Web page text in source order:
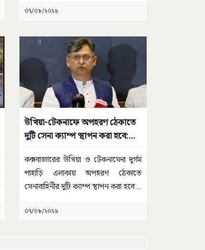
০৭/০৮/২০২৬
উখিয়া-টেকনাফে অপহরণ ঠেকাতে
দুটি সেনা ক্যাম্প স্থাপন করা হবে:
কক্সবাজারের উখিয়া ও টেকনাফের দুর্গম
পাহাড়ি এলাকায় অপহরণ ঠেকাতে
সেনাবাহিনীর দুটি ক্যাম্প স্থাপন করা হবে...
০৭/০৮/২০২৬